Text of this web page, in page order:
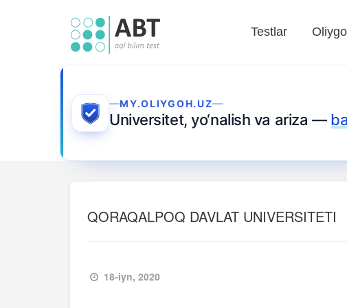
Testlar
MY.OLIYGOH.UZ
Universitet, yo‘nalish va ariza —
QORAQALPOQ DAVLAT UNIVERSITETI
18-iyn, 2020